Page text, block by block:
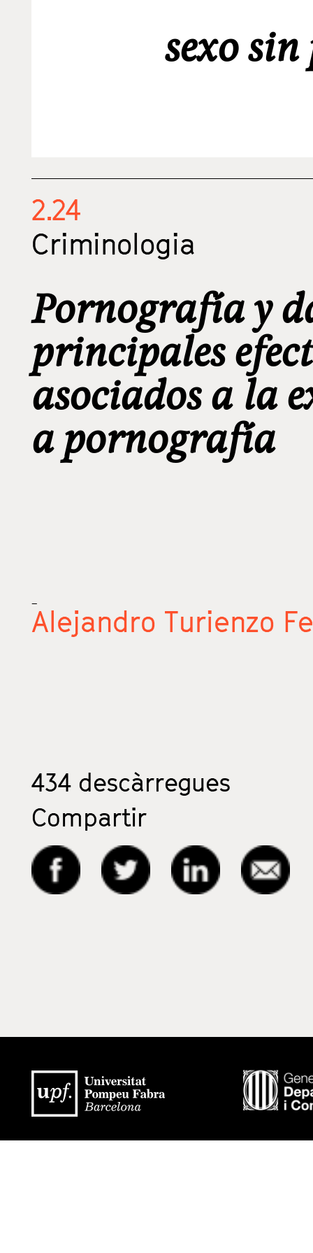
sexo
2.24
Criminologia
Pornografía y
principales
asociados a la
a pornografía
_
Alejandro Turienzo
434 descàrregues
Compartir